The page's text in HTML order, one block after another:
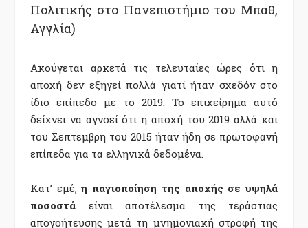
Πολιτικής στο Πανεπιστήμιο του Μπαθ,
Αγγλία)
Ακούγεται αρκετά τις τελευταίες ώρες ότι η
αποχή δεν εξηγεί πολλά γιατί ήταν σχεδόν στο
ίδιο επίπεδο με το 2019. Το επιχείρημα αυτό
δείχνει να αγνοεί ότι η αποχή του 2019 αλλά και
του Σεπτεμβρη του 2015 ήταν ήδη σε πρωτοφανή
επίπεδα για τα ελληνικά δεδομένα.
Κατ’ εμέ,η παγιοποίηση της αποχής σε υψηλά
ποσοστά είναι αποτέλεσμα της τεράστιας
απογοήτευσης μετά τη μνημονιακή στροφή της